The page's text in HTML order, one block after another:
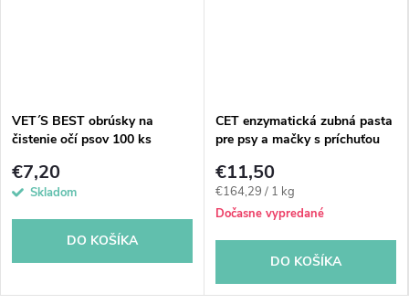
VET´S BEST obrúsky na
čistenie očí psov 100 ks
€7,20
Skladom
DO KOŠÍKA
CET enzymatická zubná pasta
pre psy a mačky s príchuťou
€11,50
Jednotková
cena:
€164,29 / 1 kg
Dočasne vypredané
DO KOŠÍKA